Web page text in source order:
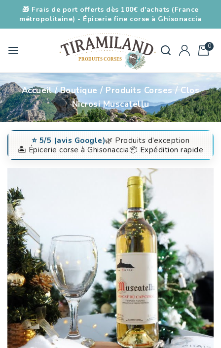
🎁 Frais de port offerts dès 100€ d'achats (France
métropolitaine) - Épicerie fine corse à Ghisonaccia
0
Accueil / Boutique / Produits Corses / Clos
Nicrosi Muscatellu
⭐️ 5/5 (avis Google)🌿 Produits d’exception
🏝️ Épicerie corse à Ghisonaccia📦 Expédition rapide